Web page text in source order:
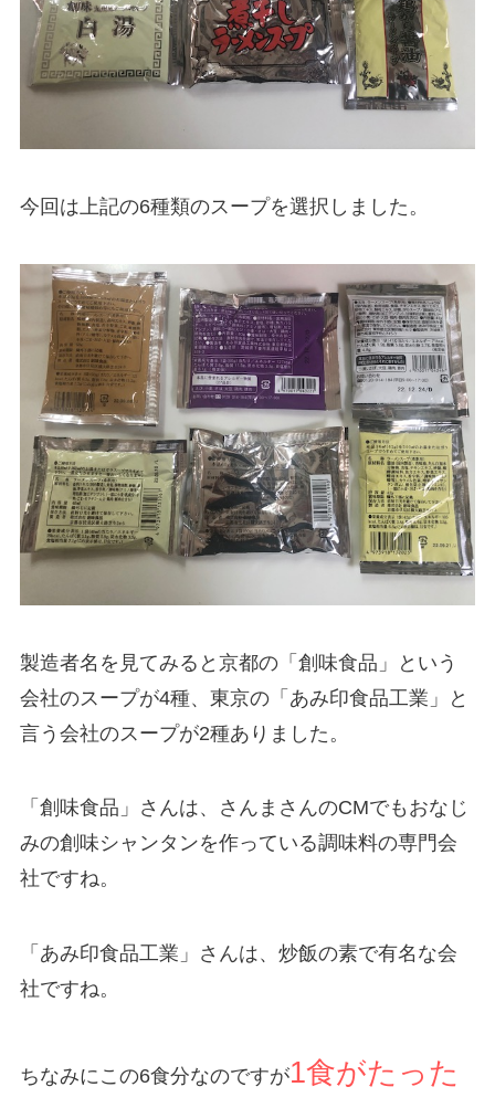
今回は上記の6種類のスープを選択しました。
製造者名を見てみると京都の「創味食品」という
会社のスープが4種、東京の「あみ印食品工業」と
言う会社のスープが2種ありました。
「創味食品」さんは、さんまさんのCMでもおなじ
みの創味シャンタンを作っている調味料の専門会
社ですね。
「あみ印食品工業」さんは、炒飯の素で有名な会
社ですね。
ちなみにこの6食分なのですが1食がたった